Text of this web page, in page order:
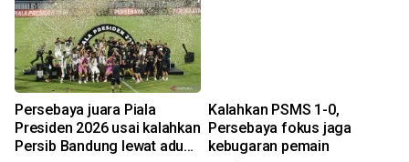
Persebaya juara Piala
Presiden 2026 usai kalahkan
Persib Bandung lewat adu
Kalahkan PSMS 1-0,
Persebaya fokus jaga
kebugaran pemain